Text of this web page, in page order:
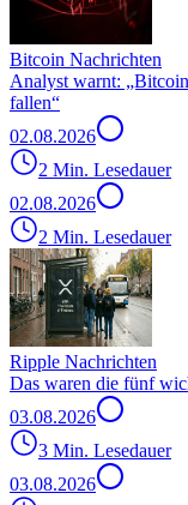
Bitcoin Nachrichten
Analyst warnt:
fallen“
02.08.2026
2 Min. Lesedauer
02.08.2026
2 Min. Lesedauer
Ripple Nachrichten
Das waren die fünf
03.08.2026
3 Min. Lesedauer
03.08.2026